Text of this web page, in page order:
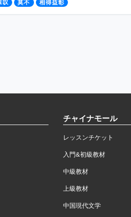
叹 莫不 相得益彰
チャイナモール
レッスンチケット
入門&初級教材
中級教材
上級教材
中国現代文学